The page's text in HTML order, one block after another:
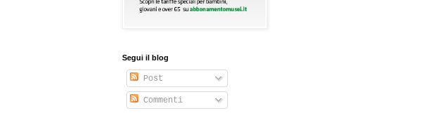
Segui il blog
Post
Commenti